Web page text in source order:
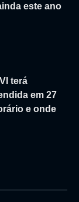
este ano
terá
em 27
e onde